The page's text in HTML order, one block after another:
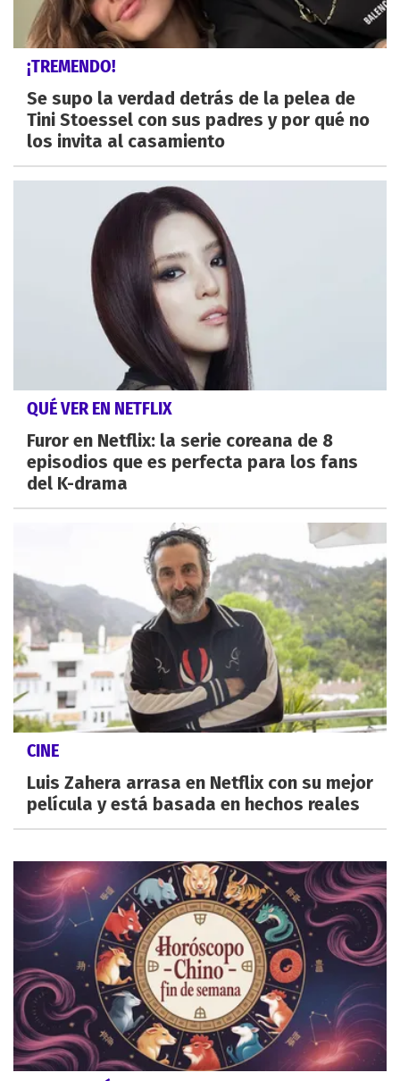
¡TREMENDO!
Se supo la verdad detrás de la pelea de
Tini Stoessel con sus padres y por qué no
los invita al casamiento
QUÉ VER EN NETFLIX
Furor en Netflix: la serie coreana de 8
episodios que es perfecta para los fans
del K-drama
CINE
Luis Zahera arrasa en Netflix con su mejor
película y está basada en hechos reales